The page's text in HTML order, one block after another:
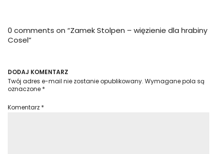
0 comments on “Zamek Stolpen – więzienie dla hrabiny
Cosel”
DODAJ KOMENTARZ
Twój adres e-mail nie zostanie opublikowany. Wymagane pola są
oznaczone *
Komentarz *